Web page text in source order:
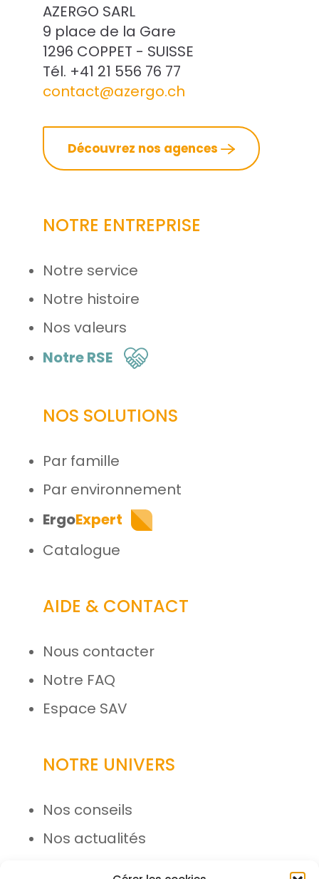
AZERGO SARL
9 place de la Gare
1296 COPPET - SUISSE
Tél. +41 21 556 76 77
contact@azergo.ch
Découvrez nos agences
NOTRE ENTREPRISE
Notre service
Notre histoire
Nos valeurs
Notre RSE
NOS SOLUTIONS
Par famille
Par environnement
ErgoExpert
Catalogue
AIDE & CONTACT
Nous contacter
Notre FAQ
Espace SAV
NOTRE UNIVERS
Nos conseils
Nos actualités